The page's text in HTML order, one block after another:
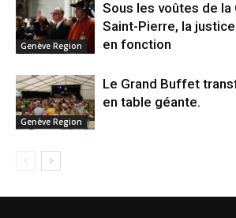
Genève Region
Sous les voûtes de la
Saint-Pierre, la
en fonction
Genève Region
Le Grand Buffet
en table géante.